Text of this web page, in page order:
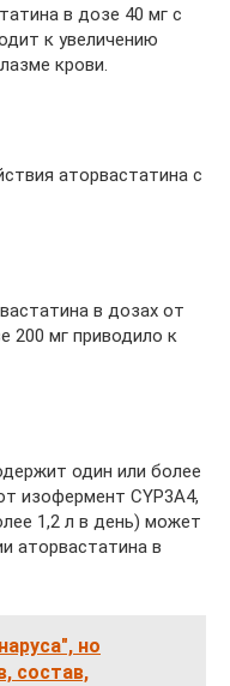
в дозе 40 мг с
к увеличению
крови.
аторвастатина с
в дозах от
200 мг приводило к
один или более
изофермент CYP3A4,
1,2 л в день) может
аторвастатина в
но
состав,